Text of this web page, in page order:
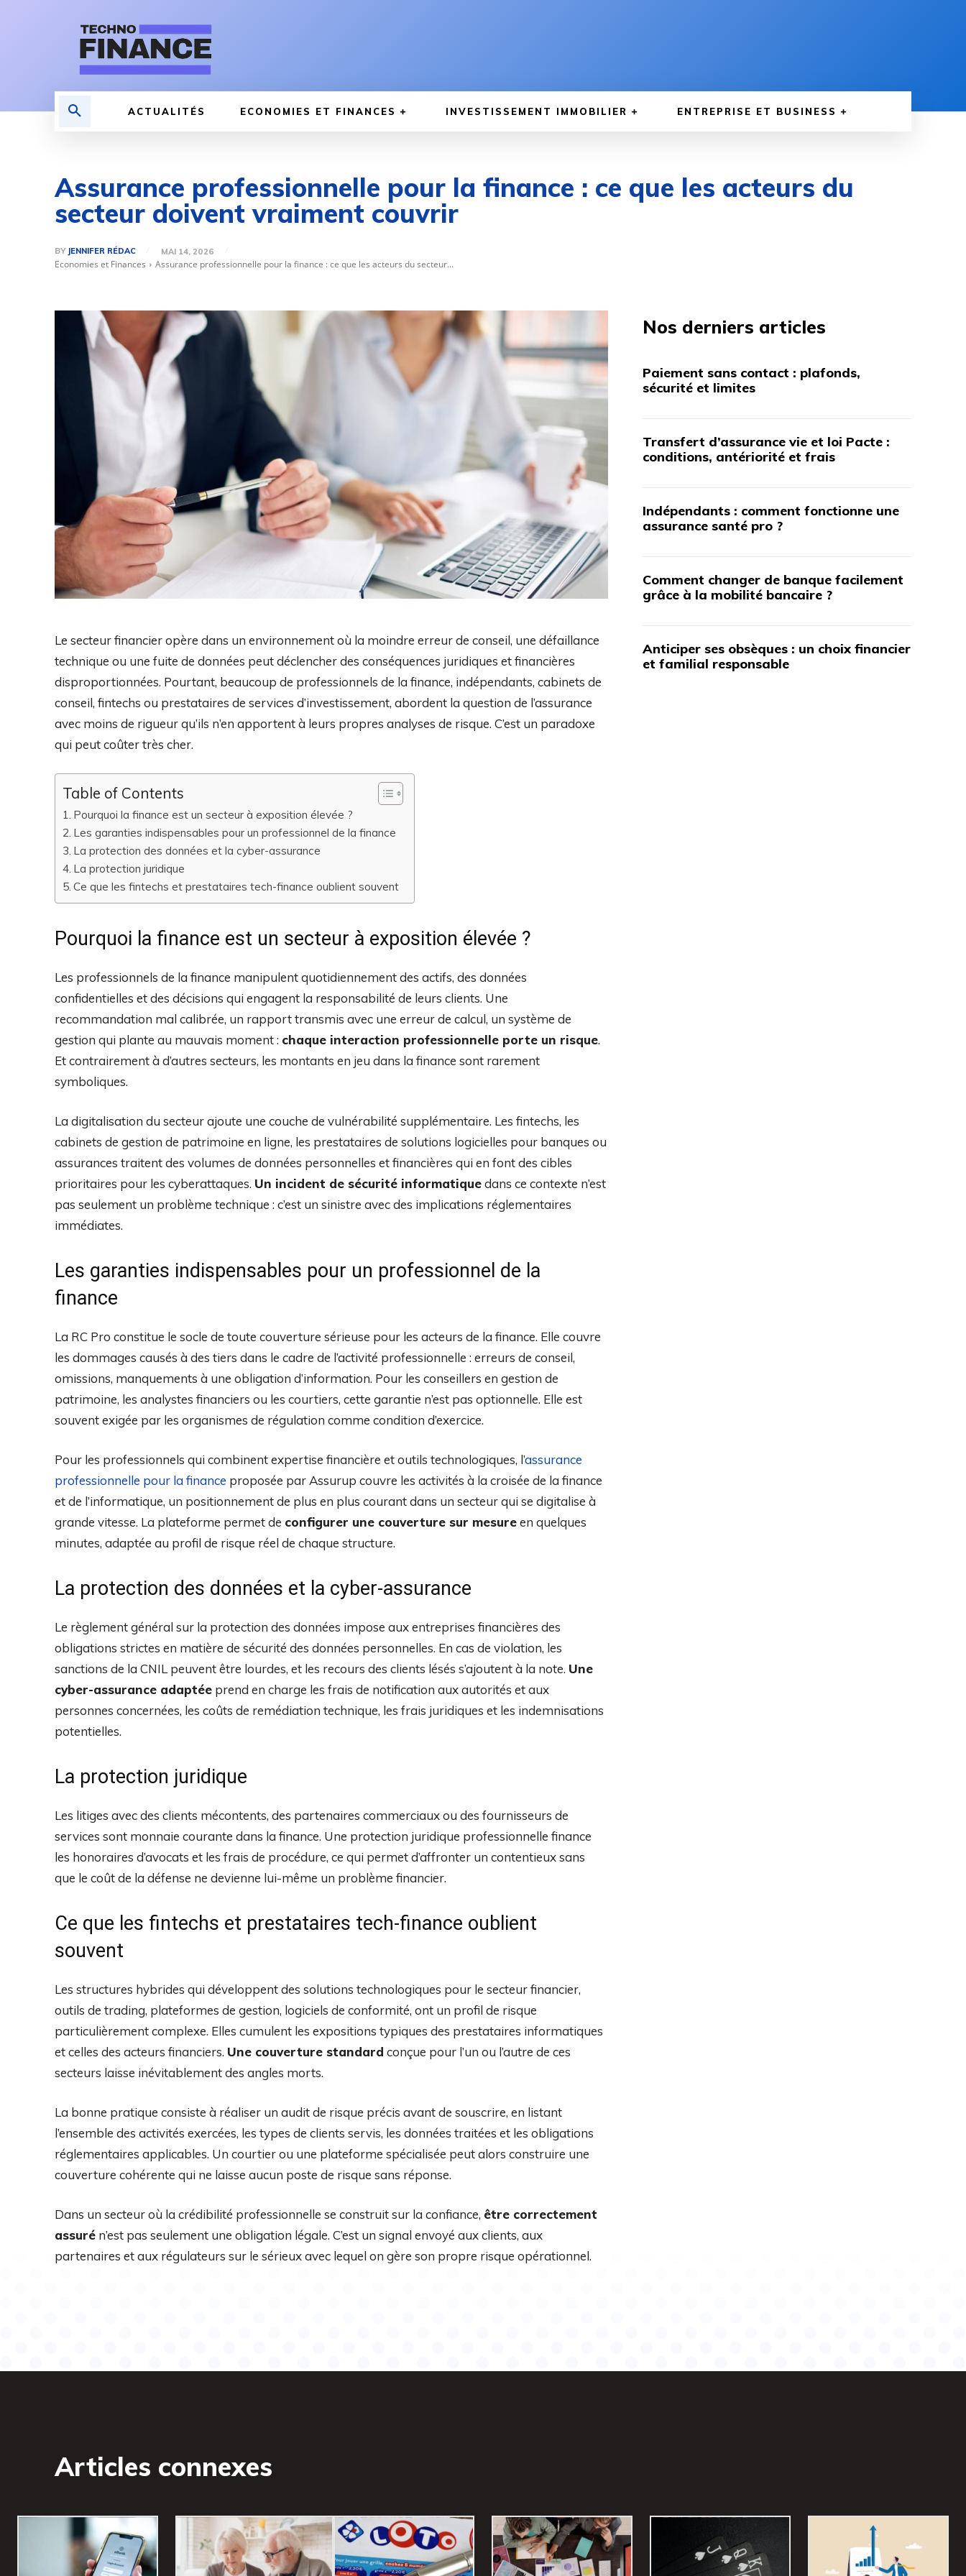
ACTUALITÉS ECONOMIES ET FINANCES INVESTISSEMENT IMMOBILIER ENTREPRISE ET BUSINESS
Assurance professionnelle pour la finance : ce que les acteurs du
secteur doivent vraiment couvrir
BY JENNIFER RÉDAC MAI 14, 2026
Economies et Finances Assurance professionnelle pour la finance : ce que les acteurs du secteur...
Le secteur financier opère dans un environnement où la moindre erreur de conseil, une défaillance
technique ou une fuite de données peut déclencher des conséquences juridiques et financières
disproportionnées. Pourtant, beaucoup de professionnels de la finance, indépendants, cabinets de
conseil, fintechs ou prestataires de services d’investissement, abordent la question de l’assurance
avec moins de rigueur qu’ils n’en apportent à leurs propres analyses de risque. C’est un paradoxe
qui peut coûter très cher.
Table of Contents
Pourquoi la finance est un secteur à exposition élevée ?
Les garanties indispensables pour un professionnel de la finance
La protection des données et la cyber-assurance
La protection juridique
Ce que les fintechs et prestataires tech-finance oublient souvent
Pourquoi la finance est un secteur à exposition élevée ?
Les professionnels de la finance manipulent quotidiennement des actifs, des données
confidentielles et des décisions qui engagent la responsabilité de leurs clients. Une
recommandation mal calibrée, un rapport transmis avec une erreur de calcul, un système de
gestion qui plante au mauvais moment : chaque interaction professionnelle porte un risque.
Et contrairement à d’autres secteurs, les montants en jeu dans la finance sont rarement
symboliques.
La digitalisation du secteur ajoute une couche de vulnérabilité supplémentaire. Les fintechs, les
cabinets de gestion de patrimoine en ligne, les prestataires de solutions logicielles pour banques ou
assurances traitent des volumes de données personnelles et financières qui en font des cibles
prioritaires pour les cyberattaques. Un incident de sécurité informatiquedans ce contexte n’est
pas seulement un problème technique : c’est un sinistre avec des implications réglementaires
immédiates.
Les garanties indispensables pour un professionnel de la
finance
La RC Pro constitue le socle de toute couverture sérieuse pour les acteurs de la finance. Elle couvre
les dommages causés à des tiers dans le cadre de l’activité professionnelle : erreurs de conseil,
omissions, manquements à une obligation d’information. Pour les conseillers en gestion de
patrimoine, les analystes financiers ou les courtiers, cette garantie n’est pas optionnelle. Elle est
souvent exigée par les organismes de régulation comme condition d’exercice.
Pour les professionnels qui combinent expertise financière et outils technologiques, l’assurance
professionnelle pour la finance proposée par Assurup couvre les activités à la croisée de la finance
et de l’informatique, un positionnement de plus en plus courant dans un secteur qui se digitalise à
grande vitesse. La plateforme permet de configurer une couverture sur mesureen quelques
minutes, adaptée au profil de risque réel de chaque structure.
La protection des données et la cyber-assurance
Le règlement général sur la protection des données impose aux entreprises financières des
obligations strictes en matière de sécurité des données personnelles. En cas de violation, les
sanctions de la CNIL peuvent être lourdes, et les recours des clients lésés s’ajoutent à la note. Une
cyber-assurance adaptée prend en charge les frais de notification aux autorités et aux
personnes concernées, les coûts de remédiation technique, les frais juridiques et les indemnisations
potentielles.
La protection juridique
Les litiges avec des clients mécontents, des partenaires commerciaux ou des fournisseurs de
services sont monnaie courante dans la finance. Une protection juridique professionnelle finance
les honoraires d’avocats et les frais de procédure, ce qui permet d’affronter un contentieux sans
que le coût de la défense ne devienne lui-même un problème financier.
Ce que les fintechs et prestataires tech-finance oublient
souvent
Les structures hybrides qui développent des solutions technologiques pour le secteur financier,
outils de trading, plateformes de gestion, logiciels de conformité, ont un profil de risque
particulièrement complexe. Elles cumulent les expositions typiques des prestataires informatiques
et celles des acteurs financiers. Une couverture standard conçue pour l’un ou l’autre de ces
secteurs laisse inévitablement des angles morts.
La bonne pratique consiste à réaliser un audit de risque précis avant de souscrire, en listant
l’ensemble des activités exercées, les types de clients servis, les données traitées et les obligations
réglementaires applicables. Un courtier ou une plateforme spécialisée peut alors construire une
couverture cohérente qui ne laisse aucun poste de risque sans réponse.
Dans un secteur où la crédibilité professionnelle se construit sur la confiance, être correctement
assuré n’est pas seulement une obligation légale. C’est un signal envoyé aux clients, aux
partenaires et aux régulateurs sur le sérieux avec lequel on gère son propre risque opérationnel.
Nos derniers articles
Paiement sans contact : plafonds,
sécurité et limites
Transfert d’assurance vie et loi Pacte :
conditions, antériorité et frais
Indépendants : comment fonctionne une
assurance santé pro ?
Comment changer de banque facilement
grâce à la mobilité bancaire ?
Anticiper ses obsèques : un choix financier
et familial responsable
Articles connexes